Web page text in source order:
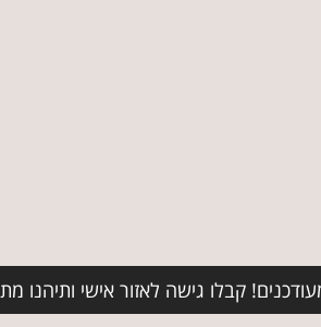
קבלו גישה לאזור אישי ותיהנו